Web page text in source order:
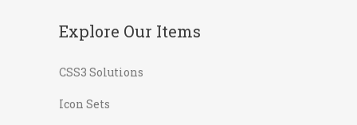
Explore Our Items
CSS3 Solutions
Icon Sets